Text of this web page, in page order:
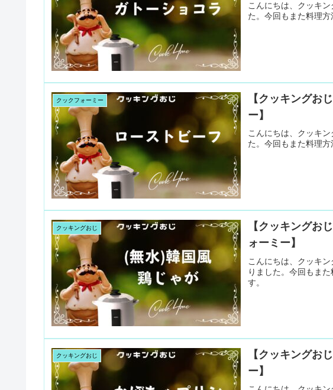
こんにちは、クッキ
た。今回もまた料理方
クックフォーミー
【クッキングお
ー】
こんにちは、クッキ
た。今回もまた料理方
クッキングおじ
【クッキングお
ォーミー】
こんにちは、クッキ
りました。今回もま
す。
クッキングおじ
【クッキングお
ー】